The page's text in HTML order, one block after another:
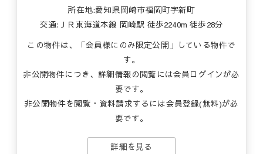
所在地:愛知県岡崎市福岡町字新町
交通:ＪＲ東海道本線 岡崎駅 徒歩2240m 徒歩28分
この物件は、「会員様にのみ限定公開」している物件で
す。
非公開物件につき、詳細情報の閲覧には会員ログインが必
要です。
非公開物件を閲覧・資料請求するには会員登録(無料)が必
要です。
詳細を見る